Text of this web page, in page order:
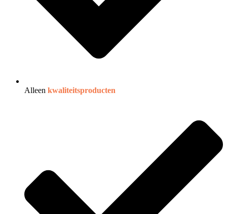
Alleen kwaliteitsproducten